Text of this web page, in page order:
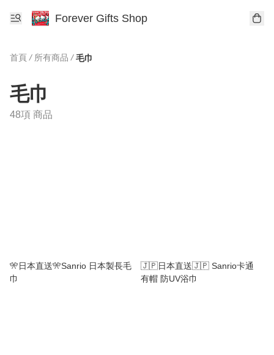
Forever Gifts Shop
首頁 / 所有商品 / 毛巾
毛巾
48項 商品
🎌日本直送🎌Sanrio 日本製長毛
巾
🇯🇵日本直送🇯🇵 Sanrio卡通
有帽 防UV浴巾